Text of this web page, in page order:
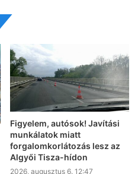
Figyelem, autósok! Javítási
munkálatok miatt
forgalomkorlátozás lesz az
Algyői Tisza-hídon
2026, augusztus 6. 12:47